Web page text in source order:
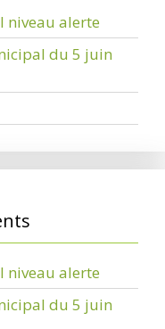
niveau alerte
du 5 juin
niveau alerte
du 5 juin